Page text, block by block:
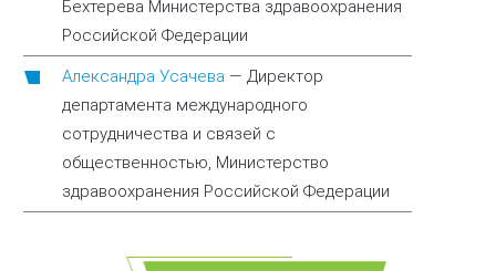
Бехтерева Министерства здравоохранения
Российской Федерации
Александра Усачева — Директор
департамента международного
сотрудничества и связей с
общественностью, Министерство
здравоохранения Российской Федерации